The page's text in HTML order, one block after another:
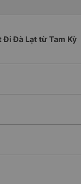
Đà Lạt từ Tam Kỳ